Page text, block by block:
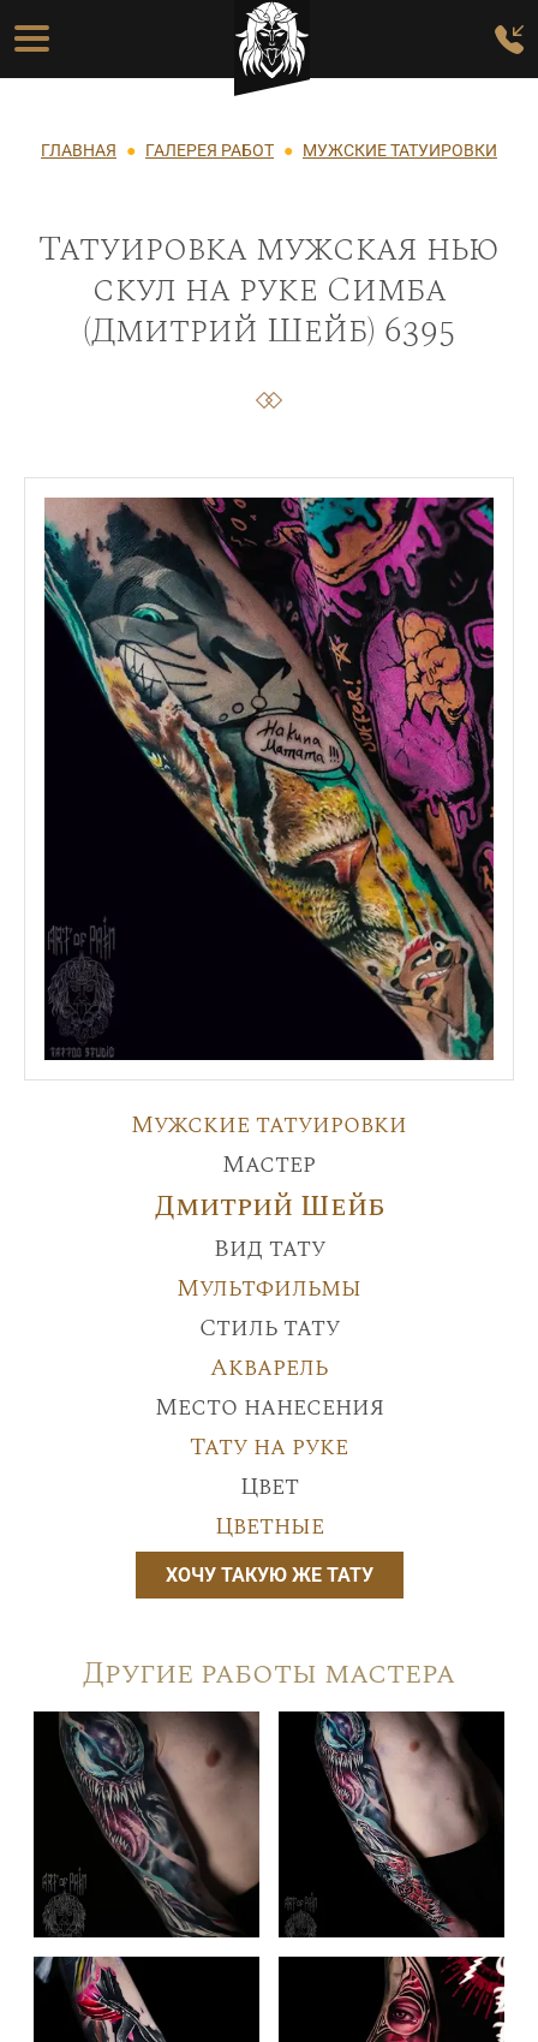
Перейти к основному содержанию
Основная навигация
Строка навигации
ГЛАВНАЯ ГАЛЕРЕЯ РАБОТ МУЖСКИЕ ТАТУИРОВКИ
Татуировка мужская нью
скул на руке Симба
(Дмитрий Шейб) 6395
Мужские татуировки
Мастер
Дмитрий Шейб
Вид тату
Мультфильмы
Стиль тату
Акварель
Место нанесения
Тату на руке
Цвет
Цветные
ХОЧУ ТАКУЮ ЖЕ ТАТУ
Другие работы мастера